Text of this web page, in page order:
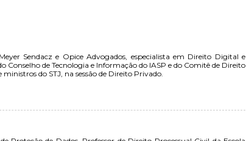
Sendacz e Opice Advogados, especialista em Direito Digital e
de Tecnologia e Informação do IASP e do Comitê de Direito
do STJ, na sessão de Direito Privado.